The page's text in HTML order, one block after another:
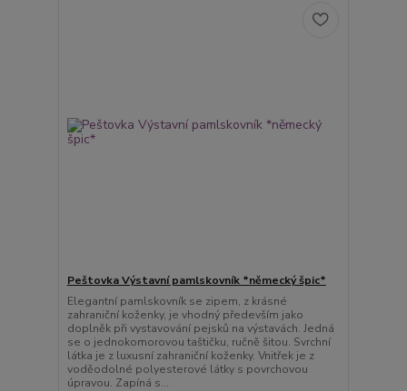
Peštovka Výstavní pamlskovník *německý špic*
Elegantní pamlskovník se zipem, z krásné
zahraniční koženky, je vhodný především jako
doplněk při vystavování pejsků na výstavách. Jedná
se o jednokomorovou taštičku, ručně šitou. Svrchní
látka je z luxusní zahraniční koženky. Vnitřek je z
voděodolné polyesterové látky s povrchovou
úpravou. Zapíná s...